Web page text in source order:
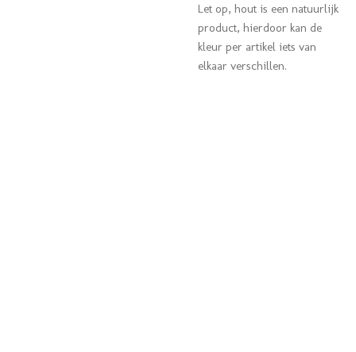
Let op, hout is een natuurlijk
product, hierdoor kan de
kleur per artikel iets van
elkaar verschillen.